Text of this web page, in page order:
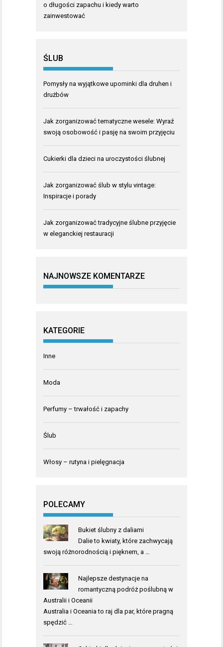
o długości zapachu i kiedy warto
zainwestować
ŚLUB
Pomysły na wyjątkowe upominki dla druhen i
drużbów
Jak zorganizować tematyczne wesele: Wyraź
swoją osobowość i pasję na swoim przyjęciu
Cukierki dla dzieci na uroczystości ślubnej
Jak zorganizować ślub w stylu vintage:
Inspiracje i porady
Jak zorganizować tradycyjne ślubne przyjęcie
w eleganckiej restauracji
NAJNOWSZE KOMENTARZE
KATEGORIE
Inne
Moda
Perfumy – trwałość i zapachy
Ślub
Włosy – rutyna i pielęgnacja
POLECAMY
Bukiet ślubny z daliami
Dalie to kwiaty, które zachwycają
swoją różnorodnością i pięknem, a …
Najlepsze destynacje na
romantyczną podróż poślubną w
Australii i Oceanii
Australia i Oceania to raj dla par, które pragną
spędzić …